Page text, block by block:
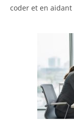
coder et en